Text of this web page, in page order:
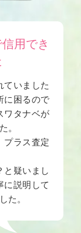
用でき
ていました
に困るので
ワタナベが
。
プラス査定
と疑いまし
に説明して
た。